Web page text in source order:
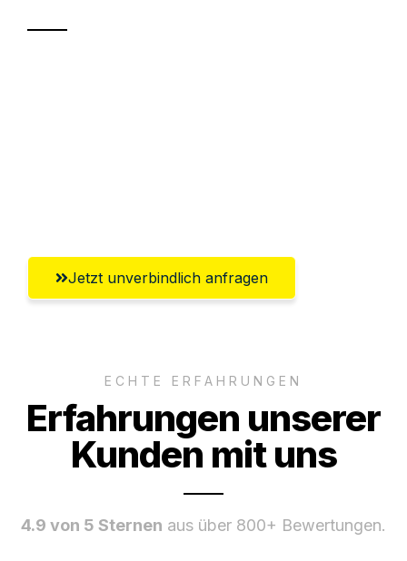
Jetzt unverbindlich anfragen
ECHTE ERFAHRUNGEN
Erfahrungen unserer
Kunden mit uns
4.9 von 5 Sternen aus über 800+ Bewertungen.